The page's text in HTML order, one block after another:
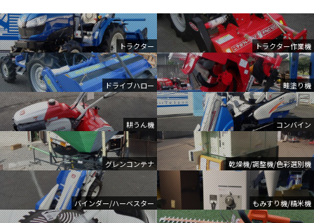
トラクター トラクター作業機
ドライブハロー 畦塗り機
耕うん機 コンバイン
グレンコンテナ 乾燥機/調整機/色彩選別機
バインダー/ハーベスター もみすり機/精米機